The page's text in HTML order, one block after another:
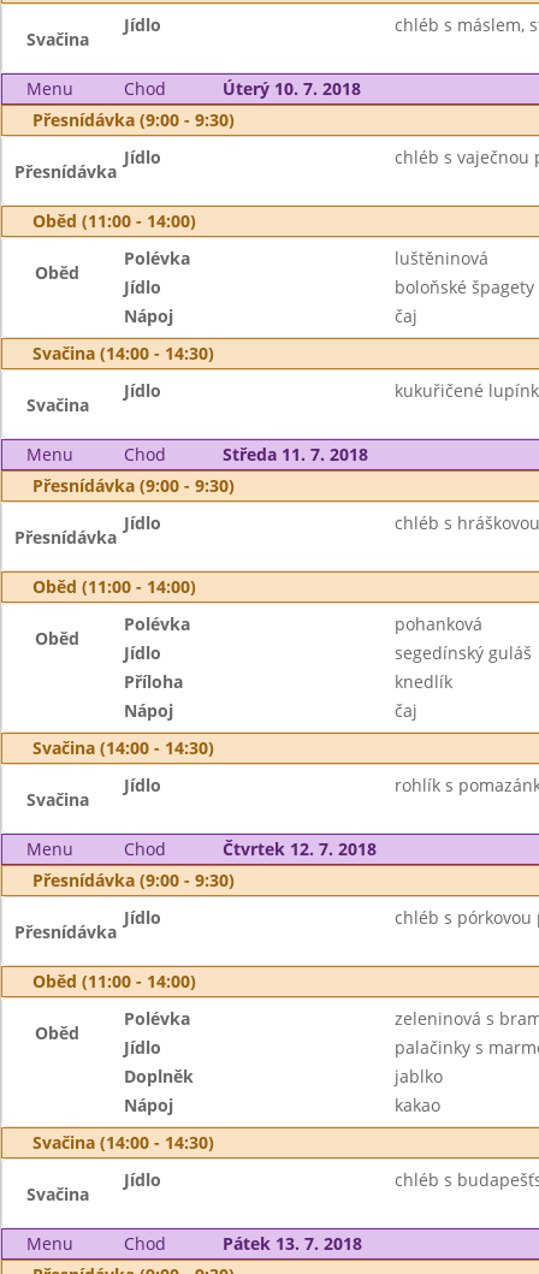
Svačina
Jídlo chléb s máslem,
Menu Chod
Úterý 10. 7. 2018
Přesnídávka (9:00 - 9:30)
Přesnídávka
Jídlo chléb s vaječnou
Oběd (11:00 - 14:00)
Oběd
Polévka
luštěninová
Jídlo
boloňské špagety
Nápoj
čaj
Svačina (14:00 - 14:30)
Svačina
Jídlo kukuřičené
Menu Chod
Středa 11. 7. 2018
Přesnídávka (9:00 - 9:30)
Přesnídávka
Jídlo chléb s
Oběd (11:00 - 14:00)
Oběd
Polévka
pohanková
Jídlo
segedínský guláš
Příloha
knedlík
Nápoj
čaj
Svačina (14:00 - 14:30)
Svačina
Jídlo rohlík s
Menu Chod
Čtvrtek 12. 7. 2018
Přesnídávka (9:00 - 9:30)
Přesnídávka
Jídlo chléb s pórkovou
Oběd (11:00 - 14:00)
Oběd
Polévka
zeleninová s
Jídlo
palačinky s
Doplněk
jablko
Nápoj
kakao
Svačina (14:00 - 14:30)
Svačina
Jídlo chléb s
Menu Chod
Pátek 13. 7. 2018